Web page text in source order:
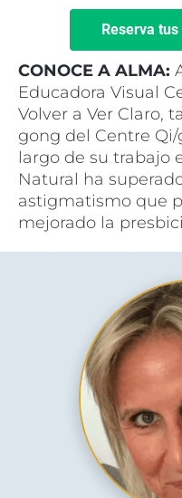
Reserva
CONOCE A ALMA:
Educadora Visual
Volver a Ver Claro,
gong del Centre
largo de su trabajo
Natural ha
astigmatismo que
mejorado la